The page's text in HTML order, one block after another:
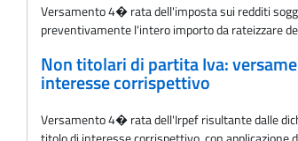
Versamento 4� rata dell'imposta sui redditi
preventivamente l'intero importo da rateizzare
Non titolari di partita Iva:
interesse corrispettivo
Versamento 4� rata dell'Irpef risultante dalle